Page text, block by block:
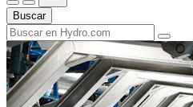
Buscar